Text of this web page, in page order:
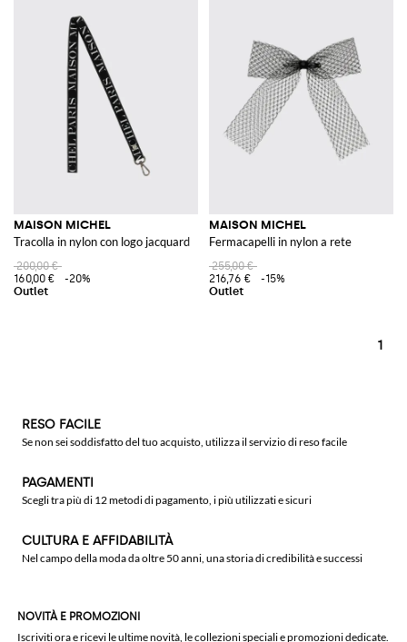
MAISON MICHEL
Tracolla in nylon con logo jacquard
200,00 €
160,00 €
-20%
MAISON MICHEL
Fermacapelli in nylon a rete
255,00 €
216,76 €
-15%
1
RESO FACILE
Se non sei soddisfatto del tuo acquisto, utilizza il servizio di reso facile
PAGAMENTI
Scegli tra più di 12 metodi di pagamento, i più utilizzati e sicuri
CULTURA E AFFIDABILITÀ
Nel campo della moda da oltre 50 anni, una storia di credibilità e successi
NOVITÀ E PROMOZIONI
Iscriviti ora e ricevi le ultime novità, le collezioni speciali e promozioni dedicate.